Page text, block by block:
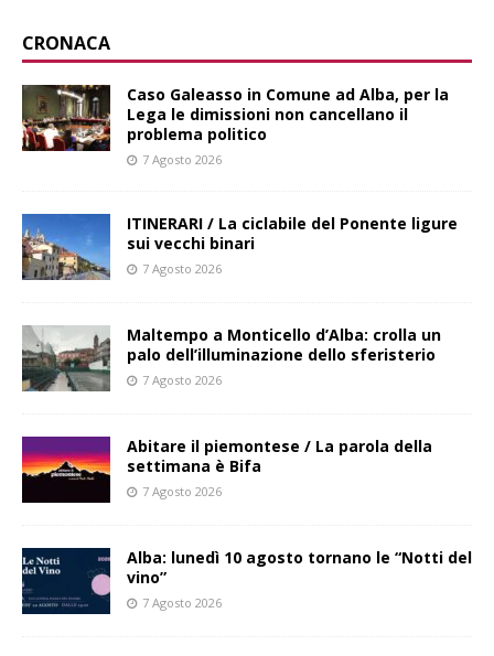
CRONACA
Caso Galeasso in Comune ad Alba, per la
Lega le dimissioni non cancellano il
problema politico
7 Agosto 2026
ITINERARI / La ciclabile del Ponente ligure
sui vecchi binari
7 Agosto 2026
Maltempo a Monticello d’Alba: crolla un
palo dell’illuminazione dello sferisterio
7 Agosto 2026
Abitare il piemontese / La parola della
settimana è Bifa
7 Agosto 2026
Alba: lunedì 10 agosto tornano le “Notti del
vino”
7 Agosto 2026